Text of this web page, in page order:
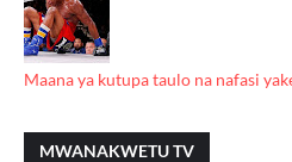
Maana ya kutupa taulo na nafasi
MWANAKWETU TV